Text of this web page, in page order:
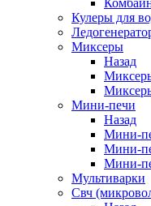
Кулеры для
Миксеры
Назад
Мини-печи
Назад
Мини-
Мини-
Мини-
Мультиварки
Свч